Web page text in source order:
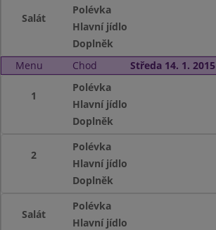
Salát
Polévka
Hlavní jídlo
Doplněk
Menu
Chod Středa 14. 1. 2015
1
Polévka
Hlavní jídlo
Doplněk
2
Polévka
Hlavní jídlo
Doplněk
Salát
Polévka
Hlavní jídlo